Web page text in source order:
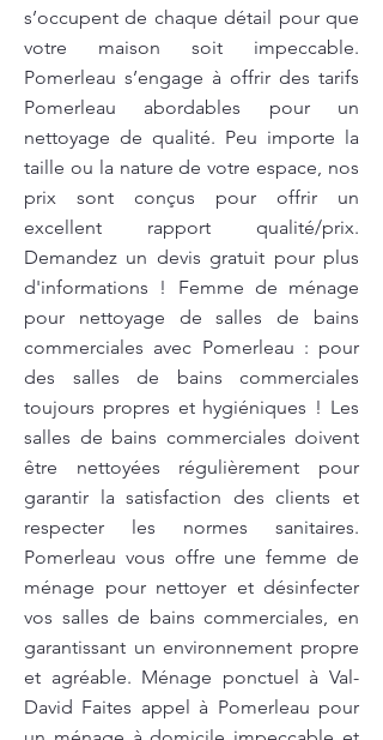
s’occupent de chaque détail pour que
votre maison soit impeccable.
Pomerleau s’engage à offrir des tarifs
Pomerleau abordables pour un
nettoyage de qualité. Peu importe la
taille ou la nature de votre espace, nos
prix sont conçus pour offrir un
excellent rapport qualité/prix.
Demandez un devis gratuit pour plus
d'informations ! Femme de ménage
pour nettoyage de salles de bains
commerciales avec Pomerleau : pour
des salles de bains commerciales
toujours propres et hygiéniques ! Les
salles de bains commerciales doivent
être nettoyées régulièrement pour
garantir la satisfaction des clients et
respecter les normes sanitaires.
Pomerleau vous offre une femme de
ménage pour nettoyer et désinfecter
vos salles de bains commerciales, en
garantissant un environnement propre
et agréable. Ménage ponctuel à Val-
David Faites appel à Pomerleau pour